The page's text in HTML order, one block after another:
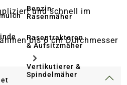
Benzin-
Rasenmäher
Rasentraktoren
& Aufsitzmäher
Vertikutierer &
Spindelmäher
und schnell im
bis 6 cm Durchmesser